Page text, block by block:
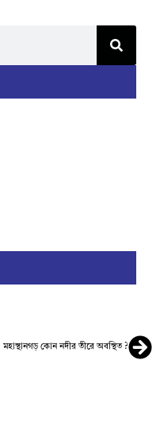
মহাস্থানগড় কোন নদীর তীরে অবস্থিত ?